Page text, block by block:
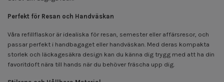
Perfekt för Resan och Handväskan
Våra refillflaskor är idealiska för resan, semester eller affärsresor, och
passar perfekt i handbagaget eller handväskan. Med deras kompakta
storlek och läckagesäkra design kan du känna dig trygg med att ha din
favoritdoft nära till hands när du behöver fräscha upp dig.